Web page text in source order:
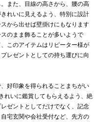
また、目線の高さから、腰の高
れいに見えるよう、特別に設計
から出せば壁掛けにもなります
のまま飾ることが多いようで
このアイテムはリピーター様が
レゼントとしての持ち運びに向
好印象を得られることまちがい
れいに鑑賞してもらえるよう、絶
ゼントとしてだけでなく、記念
宅玄関や会社受付など、先方の